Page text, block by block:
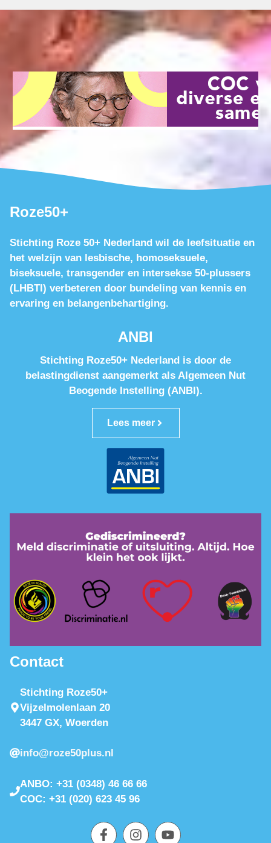
Roze50+
Stichting Roze 50+ Nederland wil de leefsituatie en
het welzijn van lesbische, homoseksuele,
biseksuele, transgender en intersekse 50-plussers
(LHBTI) verbeteren door bundeling van kennis en
ervaring en belangenbehartiging.
ANBI
Stichting Roze50+ Nederland is door de
belastingdienst aangemerkt als Algemeen Nut
Beogende Instelling (ANBI).
Lees meer
Contact
Stichting Roze50+
Vijzelmolenlaan 20
3447 GX, Woerden
info@roze50plus.nl
ANBO: +31 (0348) 46 66 66
COC: +31 (020) 623 45 96